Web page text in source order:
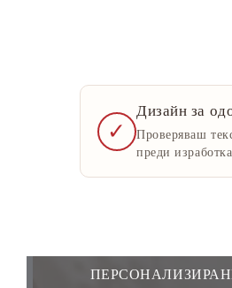
✓
Дизайн за
Проверяваш
преди